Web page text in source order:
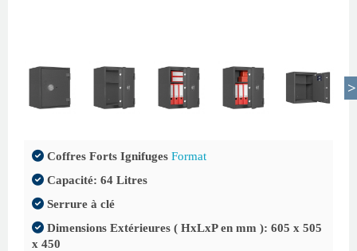
Coffres Forts Ignifuges Format
Capacité: 64 Litres
Serrure à clé
Dimensions Extérieures ( HxLxP en mm ): 605 x 505
x 450